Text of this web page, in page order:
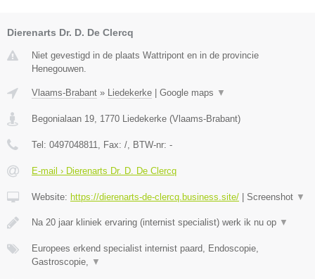
Dierenarts Dr. D. De Clercq
Niet gevestigd in de plaats Wattripont en in de provincie
Henegouwen.
Vlaams-Brabant » Liedekerke | Google maps ▼
Begonialaan 19 1770 Liedekerke (Vlaams-Brabant)
Tel: 0497048811 , Fax: / , BTW-nr: -
E-mail › Dierenarts Dr. D. De Clercq
Website: https://dierenarts-de-clercq.business.site/ | Screenshot ▼
Na 20 jaar kliniek ervaring (internist specialist) werk ik nu op ▼
Europees erkend specialist internist paard, Endoscopie,
Gastroscopie,
▼